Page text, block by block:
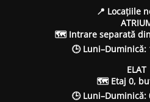
📍 Locațiile
🗺 Intrare separată
🕒 Luni–Duminică:
ELAT
🗺 Etaj 0,
🕒 Luni–Duminică: